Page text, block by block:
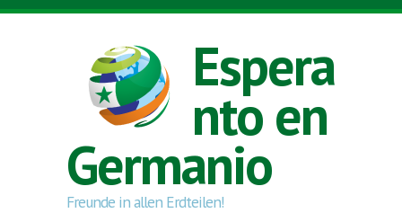
Skip to main content
Espera
nto en
Germanio
Freunde in allen Erdteilen!